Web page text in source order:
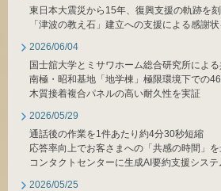
東日本大震災から15年、復興支援の軌跡を
「津波の教え石」建立への支援による感謝
2026/06/04
国士舘大学とミサワホーム総合研究所によ
南極・昭和基地「地学棟」極限環境下での46
木質接着複合パネルの高い耐久性を実証
2026/05/29
通話後の作業を1件あたり約4分30秒短縮
応答率向上でお客さまへの「共感の時間」
コンタクトセンターに生成AI要約支援シス
2026/05/25